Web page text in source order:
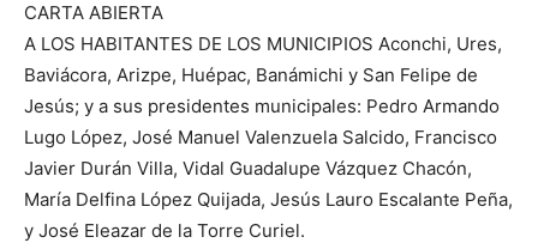
CARTA ABIERTA
A LOS HABITANTES DE LOS MUNICIPIOS Aconchi, Ures,
Baviácora, Arizpe, Huépac, Banámichi y San Felipe de
Jesús; y a sus presidentes municipales: Pedro Armando
Lugo López, José Manuel Valenzuela Salcido, Francisco
Javier Durán Villa, Vidal Guadalupe Vázquez Chacón,
María Delfina López Quijada, Jesús Lauro Escalante Peña,
y José Eleazar de la Torre Curiel.